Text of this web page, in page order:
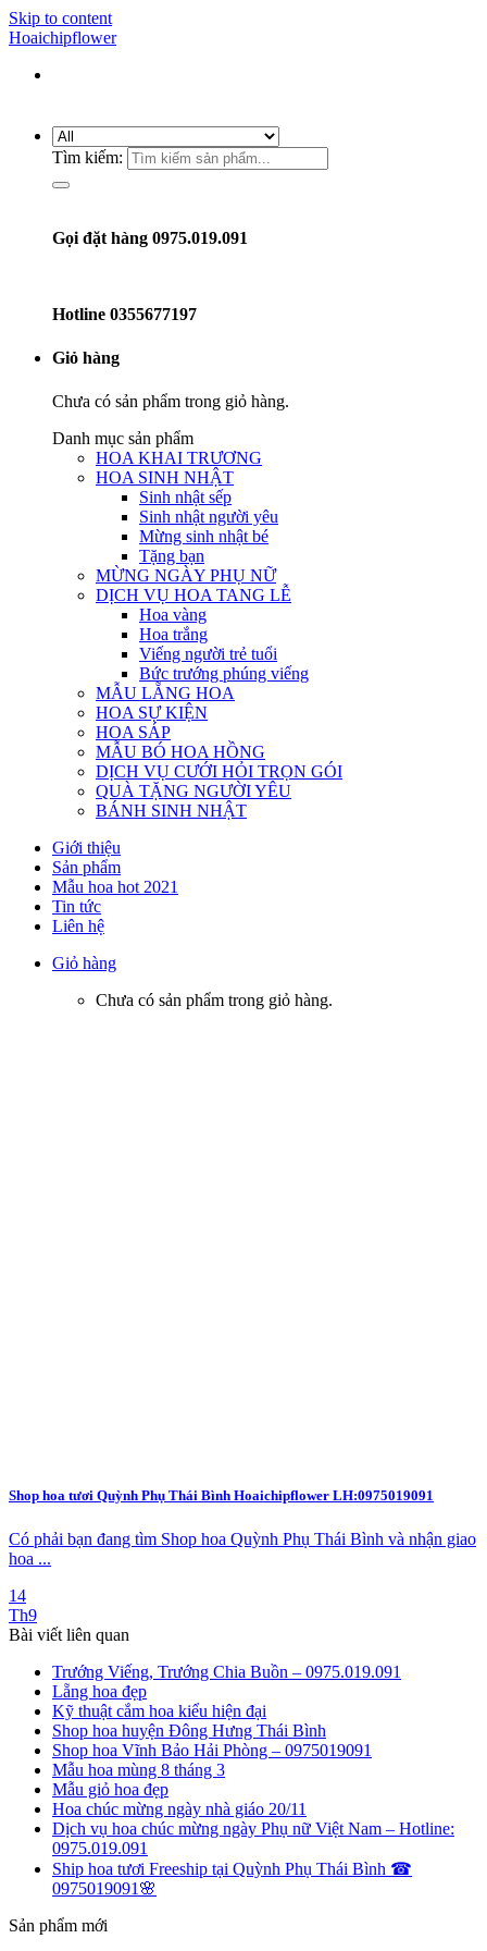
Skip to content
Hoaichipflower
Tìm kiếm:
Gọi đặt hàng 0975.019.091
Hotline 0355677197
Giỏ hàng
Chưa có sản phẩm trong giỏ hàng.
Danh mục sản phẩm
HOA KHAI TRƯƠNG
HOA SINH NHẬT
Sinh nhật sếp
Sinh nhật người yêu
Mừng sinh nhật bé
Tặng bạn
MỪNG NGÀY PHỤ NỮ
DỊCH VỤ HOA TANG LỄ
Hoa vàng
Hoa trắng
Viếng người trẻ tuổi
Bức trướng phúng viếng
MẪU LẴNG HOA
HOA SỰ KIỆN
HOA SÁP
MẪU BÓ HOA HỒNG
DỊCH VỤ CƯỚI HỎI TRỌN GÓI
QUÀ TẶNG NGƯỜI YÊU
BÁNH SINH NHẬT
Giới thiệu
Sản phẩm
Mẫu hoa hot 2021
Tin tức
Liên hệ
Giỏ hàng
Chưa có sản phẩm trong giỏ hàng.
Shop hoa tươi Quỳnh Phụ Thái Bình Hoaichipflower LH:0975019091
Có phải bạn đang tìm Shop hoa Quỳnh Phụ Thái Bình và nhận giao
hoa ...
14
Th9
Bài viết liên quan
Trướng Viếng, Trướng Chia Buồn – 0975.019.091
Lẵng hoa đẹp
Kỹ thuật cắm hoa kiểu hiện đại
Shop hoa huyện Đông Hưng Thái Bình
Shop hoa Vĩnh Bảo Hải Phòng – 0975019091
Mẫu hoa mùng 8 tháng 3
Mẫu giỏ hoa đẹp
Hoa chúc mừng ngày nhà giáo 20/11
Dịch vụ hoa chúc mừng ngày Phụ nữ Việt Nam – Hotline:
0975.019.091
Ship hoa tươi Freeship tại Quỳnh Phụ Thái Bình ☎
0975019091🌸
Sản phẩm mới